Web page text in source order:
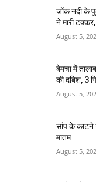
जोंक नदी के
ने मारी
August 5,
बेमचा में
की दबिश, 3
August 5,
सांप के काटने
मातम
August 5,